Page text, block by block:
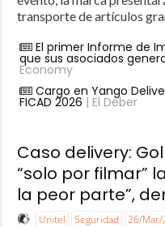
transporte de artículos
El primer Informe de
que sus asociados
Economy
Cargo en Yango
FICAD 2026 | El Deber
Caso delivery:
“solo por filmar”
la peor parte”,
Unitel Seguridad 26/Mar/